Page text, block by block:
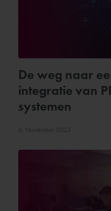
De weg naar
integratie van
systemen
6. November 2023